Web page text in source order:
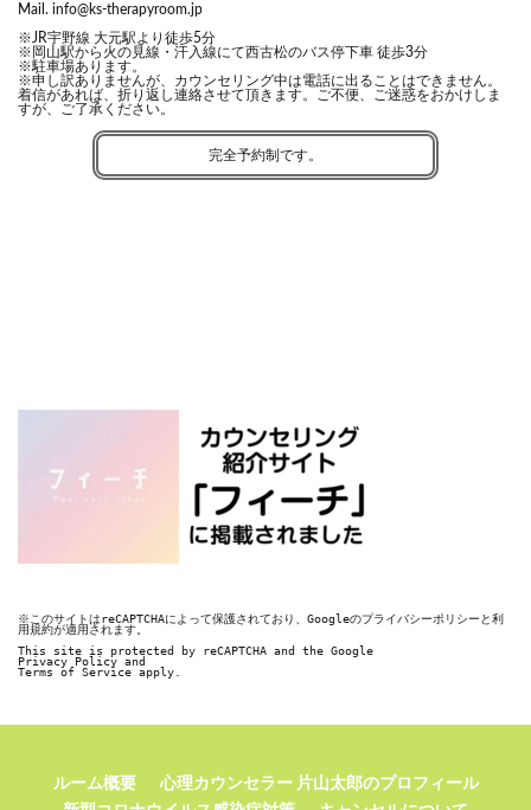
Mail. info@ks-therapyroom.jp
※JR宇野線 大元駅より徒歩5分
※岡山駅から 火の見線 ・ 汗入線にて西古松のバス停下車 徒歩3分
※駐車場あります。
※申し訳ありませんが、カウンセリング中は電話に出ることはできません。
着信があれば、折り返し連絡させて頂きます。ご不便、ご迷惑をおかけしま
すが、ご了承ください。
完全予約制です。
※このサイトはreCAPTCHAによって保護されており、Googleのプライバシーポリシーと利
用規約が適用されます。
This site is protected by reCAPTCHA and the Google
Privacy Policy and
Terms of Service apply.
ルーム概要
心理カウンセラー 片山太郎のプロフィール